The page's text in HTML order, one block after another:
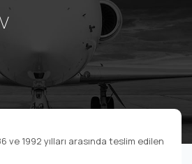
ve 1992 yılları arasında teslim edilen